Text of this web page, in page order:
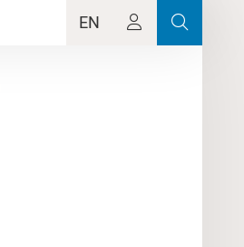
EN